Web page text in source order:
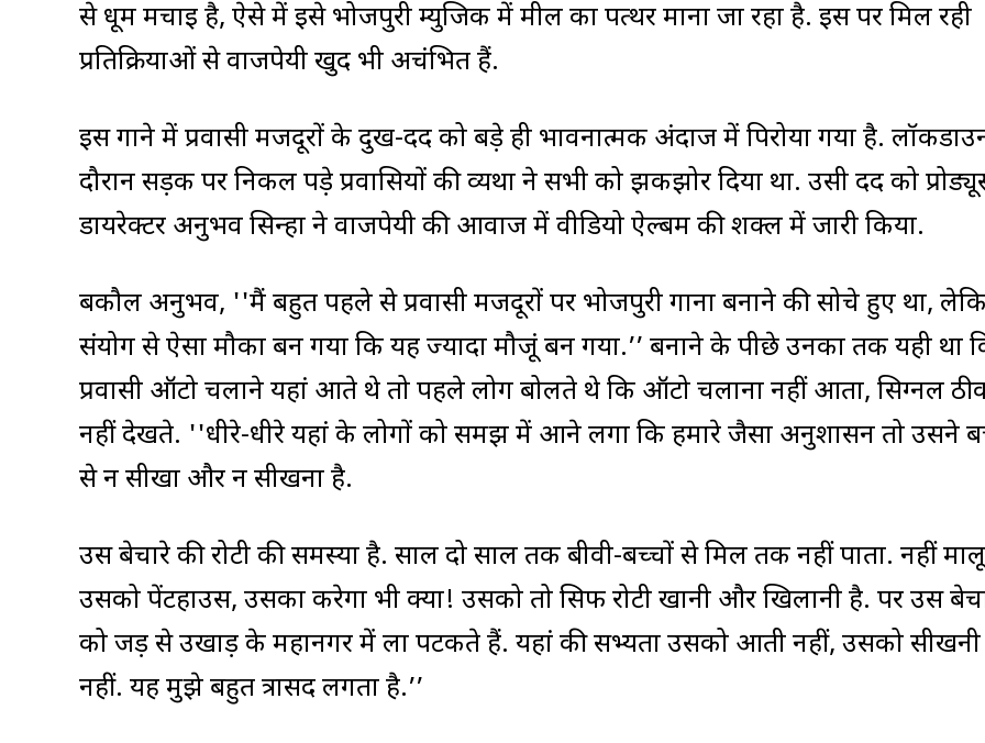
से धूम मचाई है, ऐसे में इसे भोजपुरी म्युजिक में मील का पत्थर माना जा रहा है. इस पर मिल रही
प्रतिक्रियाओं से वाजपेयी खुद भी अचंभित हैं.
इस गाने में प्रवासी मजदूरों के दुख-दर्द को बड़े ही भावनात्मक अंदाज में पिरोया गया है.
दौरान सड़क पर निकल पड़े प्रवासियों की व्यथा ने सभी को झकझोर दिया था. उसी दर्द को
डायरेक्टर अनुभव सिन्हा ने वाजपेयी की आवाज में वीडियो ऐल्बम की शक्ल में जारी किया.
बकौल अनुभव, ''मैं बहुत पहले से प्रवासी मजदूरों पर भोजपुरी गाना बनाने की सोचे हुए था,
संयोग से ऐसा मौका बन गया कि यह ज्यादा मौजूं बन गया.’’ बनाने के पीछे उनका तर्क यही था
प्रवासी ऑटो चलाने यहां आते थे तो पहले लोग बोलते थे कि ऑटो चलाना नहीं आता, सिग्नल
नहीं देखते. ''धीरे-धीरे यहां के लोगों को समझ में आने लगा कि हमारे जैसा अनुशासन तो उसने
से न सीखा और न सीखना है.
उस बेचारे की रोटी की समस्या है. साल दो साल तक बीवी-बच्चों से मिल तक नहीं पाता. नहीं
उसको पेंटहाउस, उसका करेगा भी क्या! उसको तो सिर्फ रोटी खानी और खिलानी है. पर उस
को जड़ से उखाड़ के महानगर में ला पटकते हैं. यहां की सभ्यता उसको आती नहीं, उसको सीखनी
नहीं. यह मुझे बहुत त्रासद लगता है.’’